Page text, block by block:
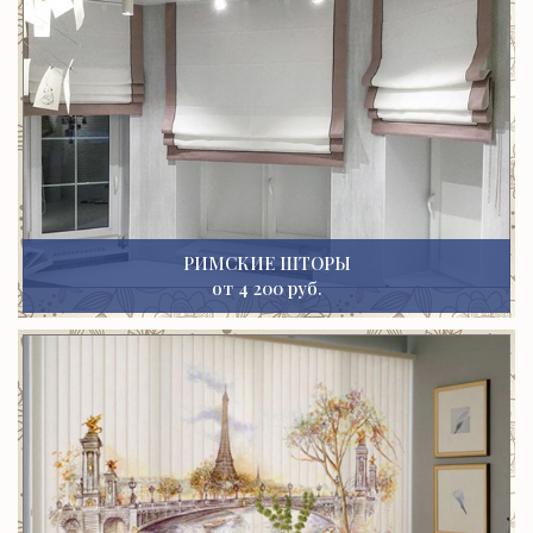
РИМСКИЕ ШТОРЫ
от 4 200 руб.